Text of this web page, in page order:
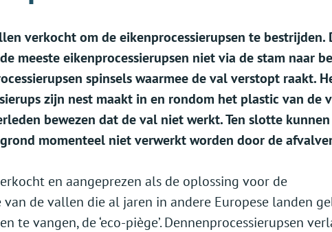
verkocht om de eikenprocessierupsen te bestrijden.
meeste eikenprocessierupsen niet via de stam naar
spinsels waarmee de val verstopt raakt.
zijn nest maakt in en rondom het plastic van de
bewezen dat de val niet werkt. Ten slotte
momenteel niet verwerkt worden door de
en aangeprezen als de oplossing voor de
van de vallen die al jaren in andere Europese landen
te vangen, de ‘eco-piège’. Dennenprocessierupsen